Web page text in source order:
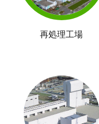
再処理工場